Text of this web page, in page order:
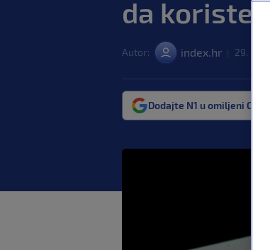
da koriste
Autor: index.hr 29.
Dodajte N1 u omiljeni